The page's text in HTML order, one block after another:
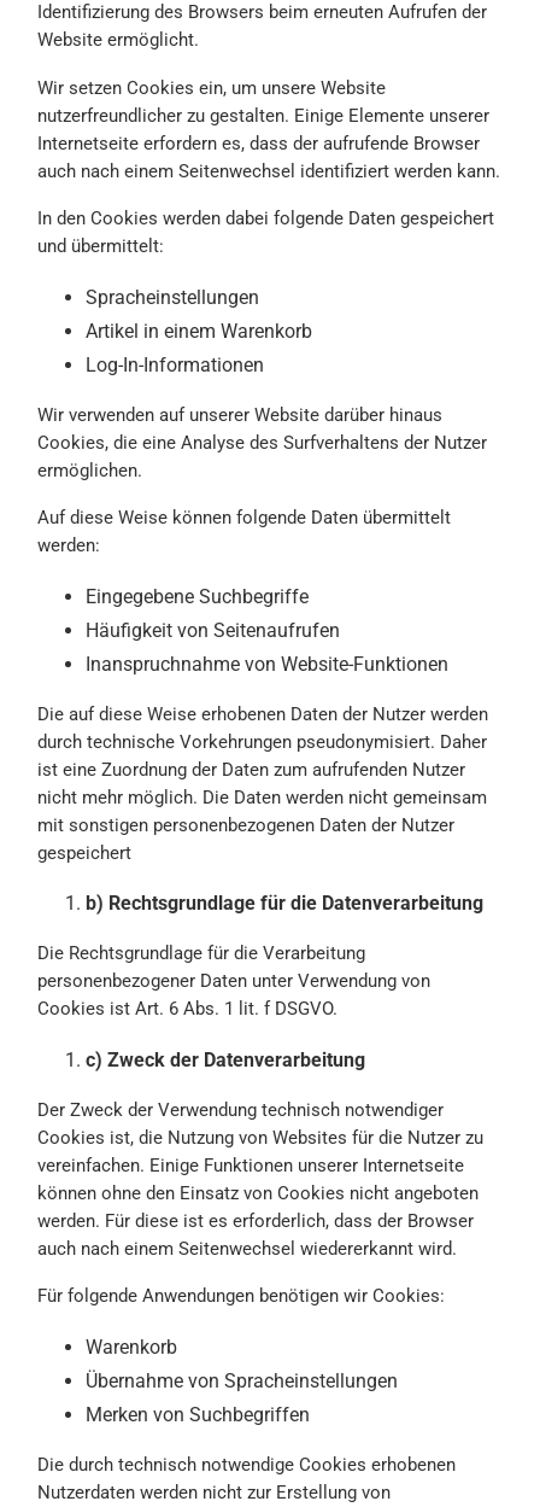
Identifizierung des Browsers beim erneuten Aufrufen der
Website ermöglicht.
Wir setzen Cookies ein, um unsere Website
nutzerfreundlicher zu gestalten. Einige Elemente unserer
Internetseite erfordern es, dass der aufrufende Browser
auch nach einem Seitenwechsel identifiziert werden kann.
In den Cookies werden dabei folgende Daten gespeichert
und übermittelt:
Spracheinstellungen
Artikel in einem Warenkorb
Log-In-Informationen
Wir verwenden auf unserer Website darüber hinaus
Cookies, die eine Analyse des Surfverhaltens der Nutzer
ermöglichen.
Auf diese Weise können folgende Daten übermittelt
werden:
Eingegebene Suchbegriffe
Häufigkeit von Seitenaufrufen
Inanspruchnahme von Website-Funktionen
Die auf diese Weise erhobenen Daten der Nutzer werden
durch technische Vorkehrungen pseudonymisiert. Daher
ist eine Zuordnung der Daten zum aufrufenden Nutzer
nicht mehr möglich. Die Daten werden nicht gemeinsam
mit sonstigen personenbezogenen Daten der Nutzer
gespeichert
b) Rechtsgrundlage für die Datenverarbeitung
Die Rechtsgrundlage für die Verarbeitung
personenbezogener Daten unter Verwendung von
Cookies ist Art. 6 Abs. 1 lit. f DSGVO.
c) Zweck der Datenverarbeitung
Der Zweck der Verwendung technisch notwendiger
Cookies ist, die Nutzung von Websites für die Nutzer zu
vereinfachen. Einige Funktionen unserer Internetseite
können ohne den Einsatz von Cookies nicht angeboten
werden. Für diese ist es erforderlich, dass der Browser
auch nach einem Seitenwechsel wiedererkannt wird.
Für folgende Anwendungen benötigen wir Cookies:
Warenkorb
Übernahme von Spracheinstellungen
Merken von Suchbegriffen
Die durch technisch notwendige Cookies erhobenen
Nutzerdaten werden nicht zur Erstellung von